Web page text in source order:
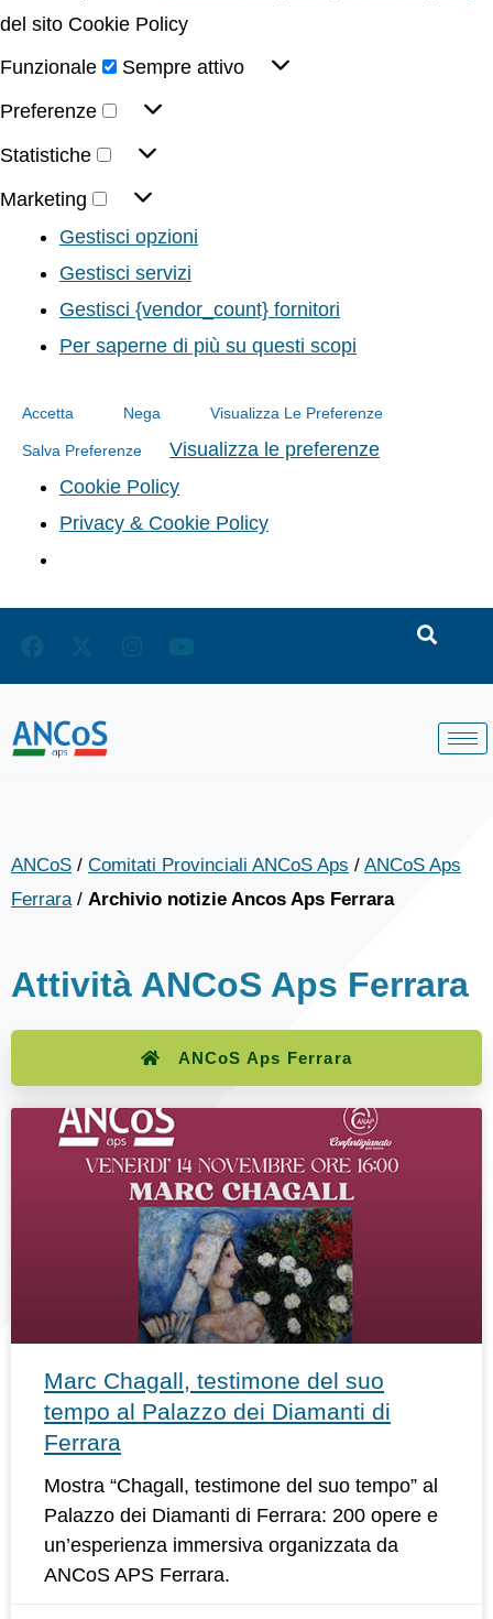
del sito Cookie Policy
Funzionale
Sempre attivo
Preferenze
Statistiche
Marketing
Gestisci opzioni
Gestisci servizi
Gestisci {vendor_count} fornitori
Per saperne di più su questi scopi
Accetta Nega Visualizza Le Preferenze
Salva Preferenze
Visualizza le preferenze
Cookie Policy
Privacy & Cookie Policy
ANCoS / Comitati Provinciali ANCoS Aps / ANCoS Aps
Ferrara/ Archivio notizie Ancos Aps Ferrara
Attività ANCoS Aps Ferrara
ANCoS Aps Ferrara
Marc Chagall, testimone del suo
tempo al Palazzo dei Diamanti di
Ferrara
Mostra “Chagall, testimone del suo tempo” al
Palazzo dei Diamanti di Ferrara: 200 opere e
un’esperienza immersiva organizzata da
ANCoS APS Ferrara.